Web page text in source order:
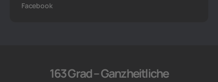
Facebook
163 Grad – Ganzheitliche